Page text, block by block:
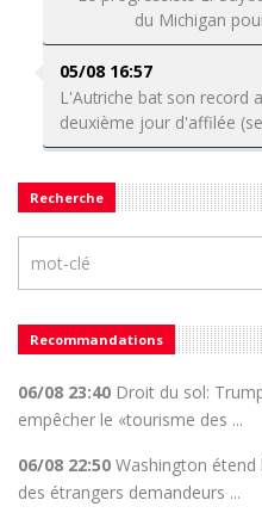
du Michigan
05/08 16:57
L'Autriche bat son record
deuxième jour d'affilée
Recherche
Recommandations
06/08 23:40 Droit du sol:
empêcher le «tourisme des ...
06/08 22:50 Washington
des étrangers demandeurs ...